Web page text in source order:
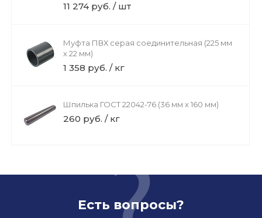
11 274 руб. / шт
Муфта ПВХ серая соединительная (225 мм
х 22 мм)
1 358 руб. / кг
Шпилька ГОСТ 22042-76 (36 мм х 160 мм)
260 руб. / кг
Есть вопросы?